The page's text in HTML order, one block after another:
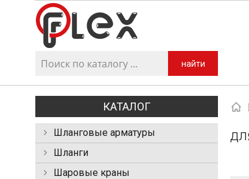
найти
КАТАЛОГ
Шланговые арматуры
Шланги
Шаровые краны